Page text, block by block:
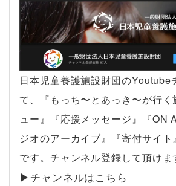
日本児童養護施設財団のYoutube
て、『もっち〜とあっき〜が行
ュー』『応援メッセージ』『ON
ジオのアーカイブ』『寄付サイ
です。チャンネル登録して頂けま
▶︎チャンネルはこちら